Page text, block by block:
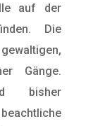
auf der
Die
Gänge.
bisher